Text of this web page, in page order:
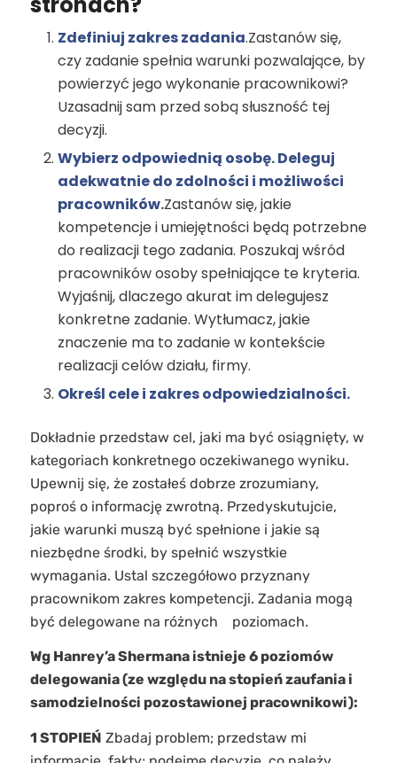
Zdefiniuj zakres zadania.Zastanów się,
czy zadanie spełnia warunki pozwalające, by
powierzyć jego wykonanie pracownikowi?
Uzasadnij sam przed sobą słuszność tej
decyzji.
Wybierz odpowiednią osobę. Deleguj
adekwatnie do zdolności i możliwości
pracowników.Zastanów się, jakie
kompetencje i umiejętności będą potrzebne
do realizacji tego zadania. Poszukaj wśród
pracowników osoby spełniające te kryteria.
Wyjaśnij, dlaczego akurat im delegujesz
konkretne zadanie. Wytłumacz, jakie
znaczenie ma to zadanie w kontekście
realizacji celów działu, firmy.
Określ cele i zakres odpowiedzialności.
Dokładnie przedstaw cel, jaki ma być osiągnięty, w
kategoriach konkretnego oczekiwanego wyniku.
Upewnij się, że zostałeś dobrze zrozumiany,
poproś o informację zwrotną. Przedyskutujcie,
jakie warunki muszą być spełnione i jakie są
niezbędne środki, by spełnić wszystkie
wymagania. Ustal szczegółowo przyznany
pracownikom zakres kompetencji. Zadania mogą
być delegowane na różnych poziomach.
Wg Hanrey’a Shermana istnieje 6 poziomów
delegowania (ze względu na stopień zaufania i
samodzielności pozostawionej pracownikowi):
1 STOPIEŃ Zbadaj problem; przedstaw mi